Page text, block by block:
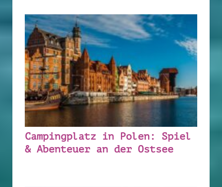
Campingplatz in Polen: Spiel
& Abenteuer an der Ostsee